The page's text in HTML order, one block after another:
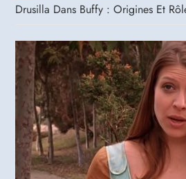
Drusilla Dans Buffy : Origines Et